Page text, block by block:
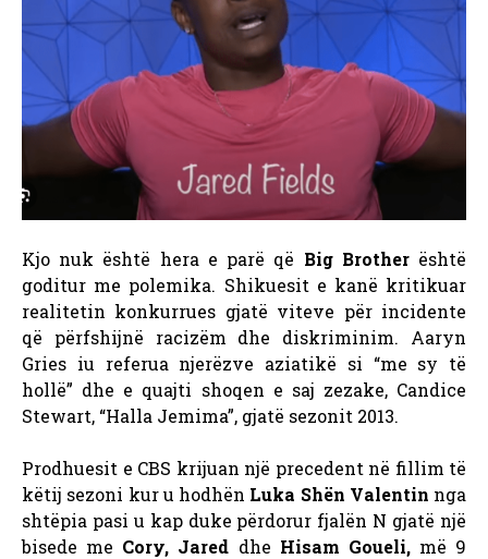
Kjo nuk është hera e parë që Big Brotherështë
goditur me polemika. Shikuesit e kanë kritikuar
realitetin konkurrues gjatë viteve për incidente
që përfshijnë racizëm dhe diskriminim. Aaryn
Gries iu referua njerëzve aziatikë si “me sy të
hollë” dhe e quajti shoqen e saj zezake, Candice
Stewart, “Halla Jemima”, gjatë sezonit 2013.
Prodhuesit e CBS krijuan një precedent në fillim të
këtij sezoni kur u hodhën Luka Shën Valentin nga
shtëpia pasi u kap duke përdorur fjalën N gjatë një
bisede me Cory, Jared dhe Hisam Goueli, më 9